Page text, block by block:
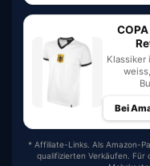
Klassiker
Bei
* Affiliate-Links. Als Amazon-
qualifizierten Verkäufen. Für